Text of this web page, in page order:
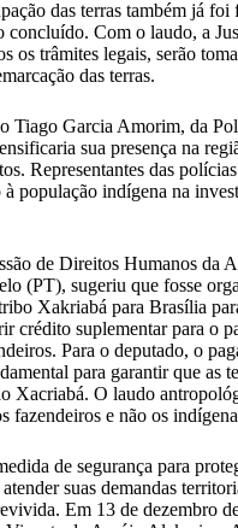
das terras também já foi
concluído. Com o laudo, a
os trâmites legais, serão
das terras.
Tiago Garcia Amorim, da
sua presença na
Representantes das
população indígena na
de Direitos Humanos da
(PT), sugeriu que fosse
Xakriabá para Brasília
crédito suplementar para o
Para o deputado, o
para garantir que as
Xacriabá. O laudo
fazendeiros e não os
de segurança para
suas demandas
Em 13 de dezembro